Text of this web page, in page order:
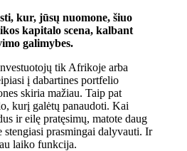
kur, jūsų nuomone, šiuo
kapitalo scena, kalbant
galimybes.
tik Afrikoje arba
į dabartines portfelio
skiria mažiau. Taip pat
kurį galėtų panaudoti. Kai
ir eilę pratęsimų, matote daug
stengiasi prasmingai dalyvauti. Ir
laiko funkcija.